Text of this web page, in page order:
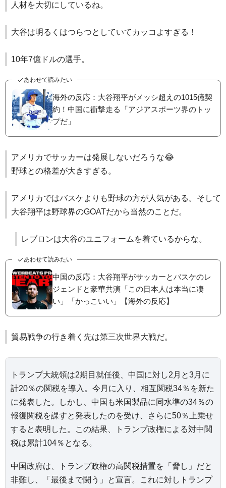
人材を大切にしているね。
大谷は明るくはつらつとしていてカッコよすぎる！
10年7億ドルの選手。
あわせて読みたい
海外の反応：大谷翔平がメッシ超えの1015億契
約！中国に衝撃走る「アジアスポーツ界のトッ
プだ」
アメリカでサッカーは発展しないだろうな😂
野球との格差が大きすぎる。
アメリカではバスケよりも野球の方が人気がある。そして
大谷翔平は野球界のGOATだから当然のことだ。
レブロンは大谷のユニフォームを着ているからな。
あわせて読みたい
中国の反応：大谷翔平がサッカーとバスケのレ
ジェンドと豪華共演「この日本人は本当に凄
い」「かっこいい」【海外の反応】
貿易戦争の行き着く先は第三次世界大戦だ。
トランプ大統領は2期目就任後、中国に対し2月と3月に
計20％の関税を導入。今月に入り、相互関税34％を新た
に発表した。しかし、中国も米国製品に同水準の34％の
報復関税を課すと発表したのを受け、さらに50％上乗せ
すると表明した。この結果、トランプ政権による対中関
税は累計104％となる。
中国政府は、トランプ政権の高関税措置を「脅し」だと
非難し、「最後まで闘う」と宣言。これに対しトランプ